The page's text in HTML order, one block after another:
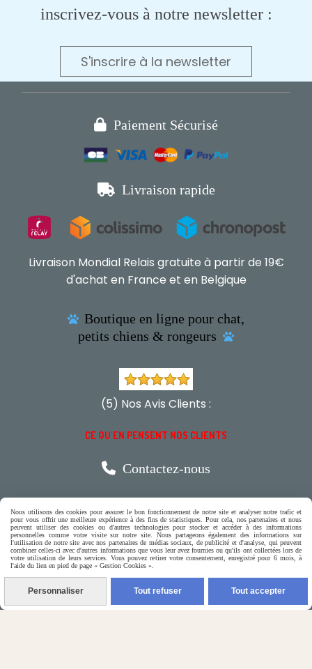
inscrivez-vous à notre newsletter :
S'inscrire à la newsletter
 Paiement Sécurisé
 Livraison rapide
Livraison Mondial Relais gratuite à partir de 19€
d'achat en France et en Belgique
 Boutique en ligne pour chat,
petits chiens & rongeurs

(5) Nos Avis Clients :
CE QU'EN PENSENT NOS CLIENTS
 Contactez-nous
N'hésitez pas à contacter Monique
par téléphone
0618321265
ou par message
Nous utilisons des cookies pour assurer le bon fonctionnement de notre site et analyser notre trafic et
pour vous offrir une meilleure expérience à des fins de statistiques. Pour cela, nos partenaires et nous
peuvent utiliser des cookies ou d'autres technologies pour stocker et accéder à des informations
personnelles comme votre visite sur notre site. Nous partageons également des informations sur
l'utilisation de notre site avec nos partenaires de médias sociaux, de publicité et d'analyse, qui peuvent
combiner celles-ci avec d'autres informations que vous leur avez fournies ou qu'ils ont collectées lors de
votre utilisation de leurs services. Vous pouvez retirer votre consentement, enregistré pour 6 mois, à
l'aide du lien en pied de page « Gestion Cookies ».
Personnaliser Tout refuser Tout accepter